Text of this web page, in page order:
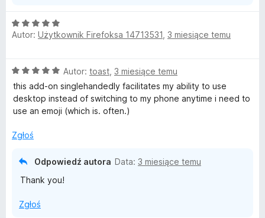
O
c
a
:
5
/
Autor: Użytkownik Firefoksa 14713531 3 miesiące temu
O
c
e
n
:
Autor: toast 3 miesiące temu
this add-on singlehandedly facilitates my ability to use
desktop instead of switching to my phone anytime i need to
use an emoji (which is. often.)
Zgłoś
Odpowiedź autora Data: 3 miesiące temu
Thank you!
Zgłoś